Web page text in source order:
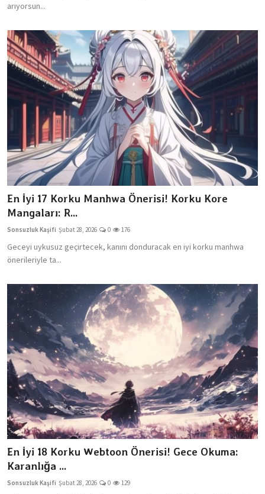
arıyorsun...
En İyi 17 Korku Manhwa Önerisi! Korku Kore
Mangaları: R...
Sonsuzluk Kaşifi Şubat 28, 2026 0 176
Geceyi uykusuz geçirtecek, kanını donduracak en iyi korku manhwa
önerileriyle ta...
En İyi 18 Korku Webtoon Önerisi! Gece Okuma:
Karanlığa ...
Sonsuzluk Kaşifi Şubat 28, 2026 0 129